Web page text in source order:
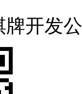
牌开发